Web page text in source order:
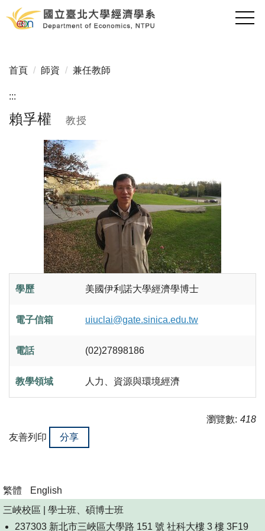
跳
到
內
區
首頁 師資 兼任教師
:::
賴孚權 教授
學歷 美國伊利諾大學經濟學博士
電子信箱 uiuclai@gate.sinica.edu.tw
電話 (02)27898186
教學領域 人力、資源與環境經濟
瀏覽數: 418
友善列印
分享
繁體
English
三峽校區 | 學士班、碩博士班
237303 新北市三峽區大學路 151 號 社科大樓 3 樓 3F19